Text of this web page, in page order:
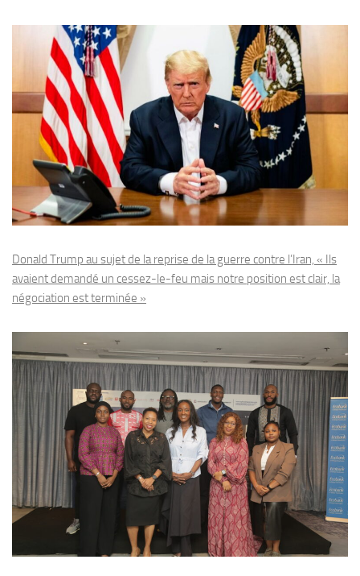
Donald Trump au sujet de la reprise de la guerre contre l’Iran, « Ils
avaient demandé un cessez-le-feu mais notre position est clair, la
négociation est terminée »